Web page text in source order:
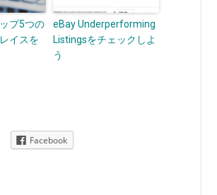
プ5つの
イスを
eBay Underperforming
Listingsをチェックしよ
う
Facebook